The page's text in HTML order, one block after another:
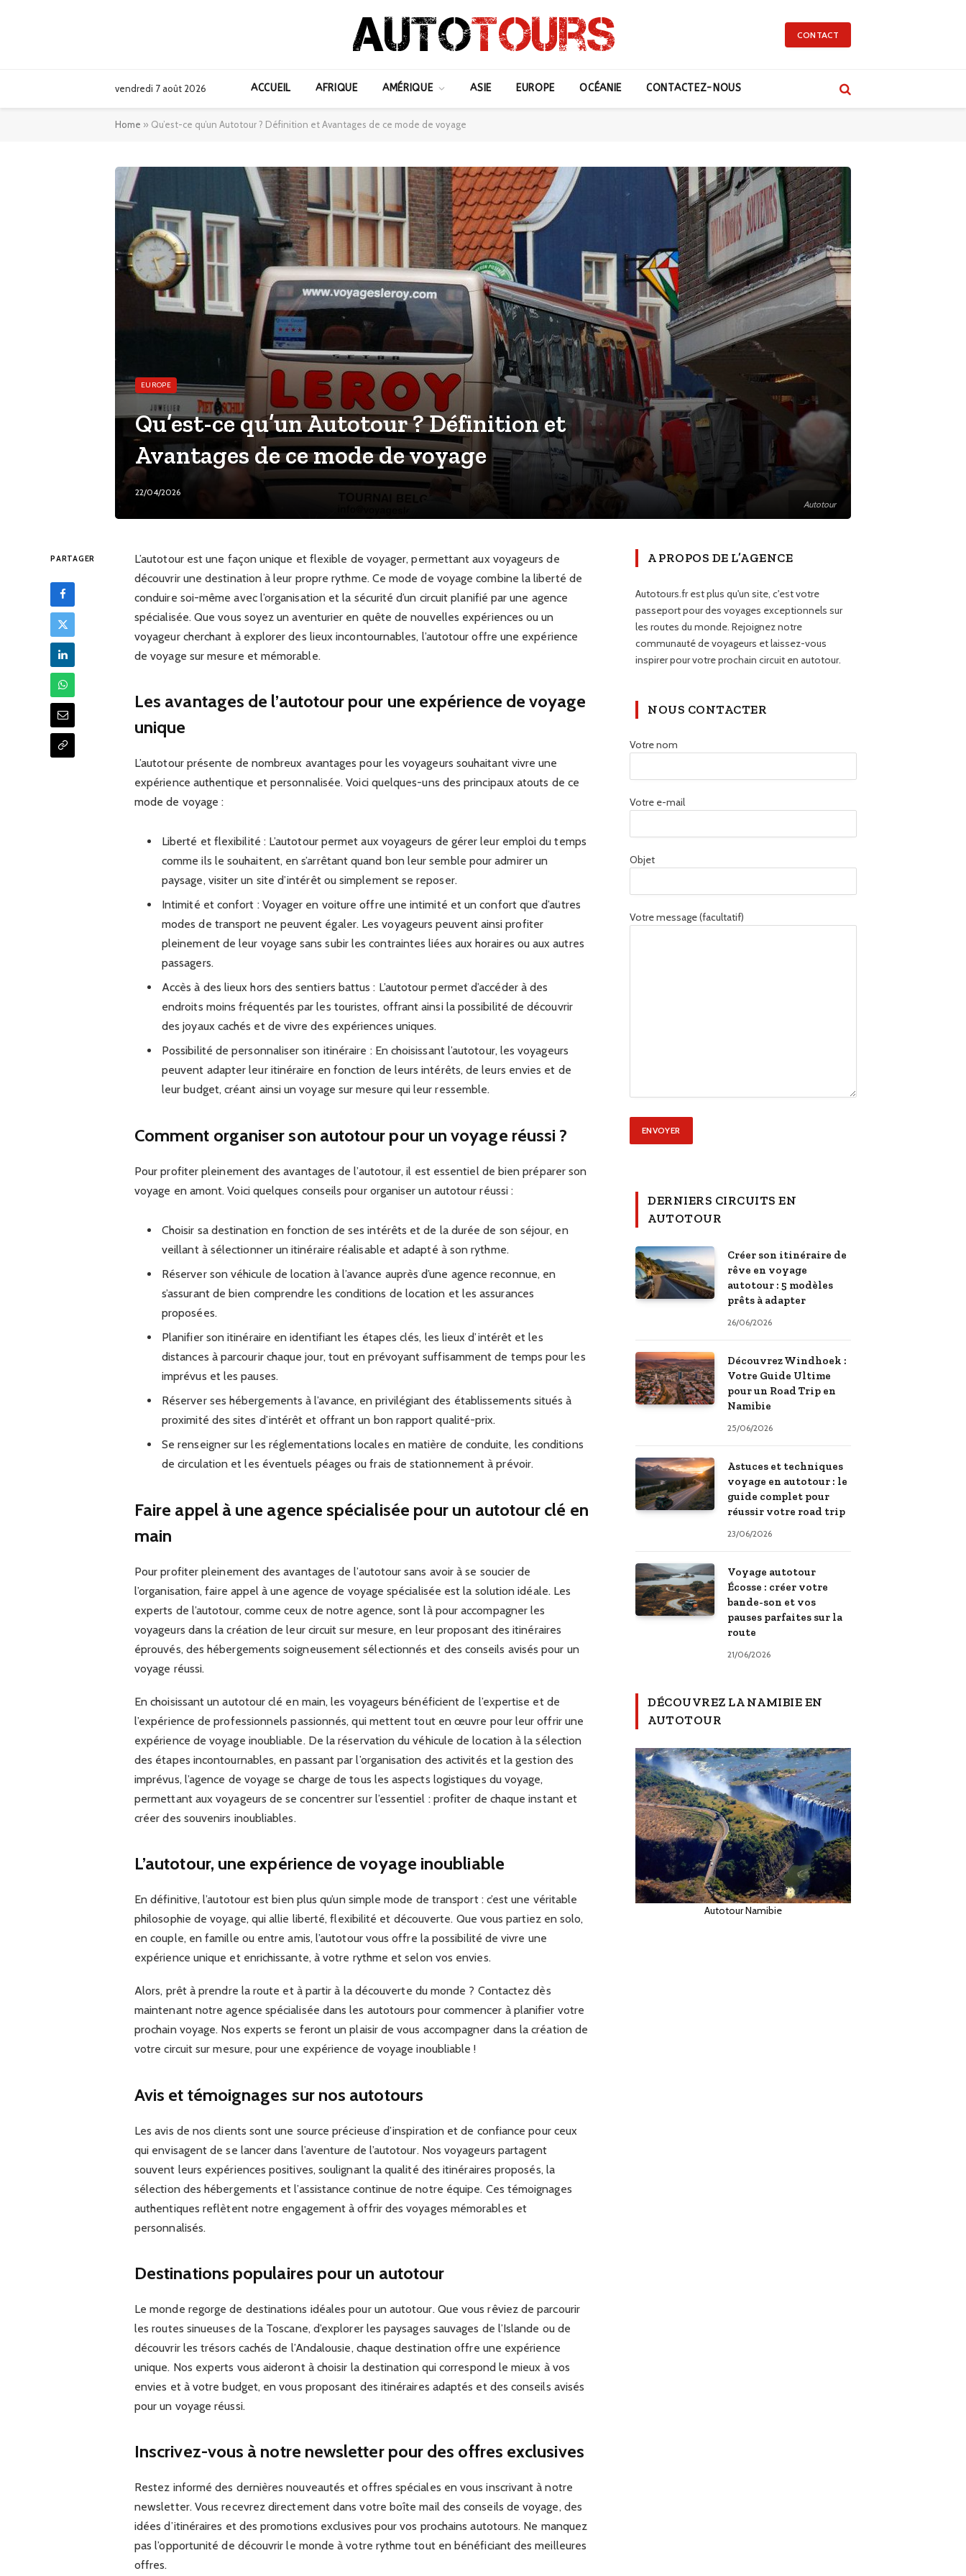
CONTACT
vendredi 7 août 2026 ACCUEIL AFRIQUE AMÉRIQUE ASIE EUROPE OCÉANIE CONTACTEZ-NOUS
Home » Qu’est-ce qu’un Autotour ? Définition et Avantages de ce mode de voyage
Autotour
EUROPE
Qu’est-ce qu’un Autotour ? Définition et
Avantages de ce mode de voyage
22/04/2026
PARTAGER
L’autotour est une façon unique et flexible de voyager, permettant aux voyageurs de
découvrir une destination à leur propre rythme. Ce mode de voyage combine la liberté de
conduire soi-même avec l’organisation et la sécurité d’un circuit planifié par une agence
spécialisée. Que vous soyez un aventurier en quête de nouvelles expériences ou un
voyageur cherchant à explorer des lieux incontournables, l’autotour offre une expérience
de voyage sur mesure et mémorable.
Les avantages de l’autotour pour une expérience de voyage
unique
L’autotour présente de nombreux avantages pour les voyageurs souhaitant vivre une
expérience authentique et personnalisée. Voici quelques-uns des principaux atouts de ce
mode de voyage :
Liberté et flexibilité : L’autotour permet aux voyageurs de gérer leur emploi du temps
comme ils le souhaitent, en s’arrêtant quand bon leur semble pour admirer un
paysage, visiter un site d’intérêt ou simplement se reposer.
Intimité et confort : Voyager en voiture offre une intimité et un confort que d’autres
modes de transport ne peuvent égaler. Les voyageurs peuvent ainsi profiter
pleinement de leur voyage sans subir les contraintes liées aux horaires ou aux autres
passagers.
Accès à des lieux hors des sentiers battus : L’autotour permet d’accéder à des
endroits moins fréquentés par les touristes, offrant ainsi la possibilité de découvrir
des joyaux cachés et de vivre des expériences uniques.
Possibilité de personnaliser son itinéraire : En choisissant l’autotour, les voyageurs
peuvent adapter leur itinéraire en fonction de leurs intérêts, de leurs envies et de
leur budget, créant ainsi un voyage sur mesure qui leur ressemble.
Comment organiser son autotour pour un voyage réussi ?
Pour profiter pleinement des avantages de l’autotour, il est essentiel de bien préparer son
voyage en amont. Voici quelques conseils pour organiser un autotour réussi :
Choisir sa destination en fonction de ses intérêts et de la durée de son séjour, en
veillant à sélectionner un itinéraire réalisable et adapté à son rythme.
Réserver son véhicule de location à l’avance auprès d’une agence reconnue, en
s’assurant de bien comprendre les conditions de location et les assurances
proposées.
Planifier son itinéraire en identifiant les étapes clés, les lieux d’intérêt et les
distances à parcourir chaque jour, tout en prévoyant suffisamment de temps pour les
imprévus et les pauses.
Réserver ses hébergements à l’avance, en privilégiant des établissements situés à
proximité des sites d’intérêt et offrant un bon rapport qualité-prix.
Se renseigner sur les réglementations locales en matière de conduite, les conditions
de circulation et les éventuels péages ou frais de stationnement à prévoir.
Faire appel à une agence spécialisée pour un autotour clé en
main
Pour profiter pleinement des avantages de l’autotour sans avoir à se soucier de
l’organisation, faire appel à une agence de voyage spécialisée est la solution idéale. Les
experts de l’autotour, comme ceux de notre agence, sont là pour accompagner les
voyageurs dans la création de leur circuit sur mesure, en leur proposant des itinéraires
éprouvés, des hébergements soigneusement sélectionnés et des conseils avisés pour un
voyage réussi.
En choisissant un autotour clé en main, les voyageurs bénéficient de l’expertise et de
l’expérience de professionnels passionnés, qui mettent tout en œuvre pour leur offrir une
expérience de voyage inoubliable. De la réservation du véhicule de location à la sélection
des étapes incontournables, en passant par l’organisation des activités et la gestion des
imprévus, l’agence de voyage se charge de tous les aspects logistiques du voyage,
permettant aux voyageurs de se concentrer sur l’essentiel : profiter de chaque instant et
créer des souvenirs inoubliables.
L’autotour, une expérience de voyage inoubliable
En définitive, l’autotour est bien plus qu’un simple mode de transport : c’est une véritable
philosophie de voyage, qui allie liberté, flexibilité et découverte. Que vous partiez en solo,
en couple, en famille ou entre amis, l’autotour vous offre la possibilité de vivre une
expérience unique et enrichissante, à votre rythme et selon vos envies.
Alors, prêt à prendre la route et à partir à la découverte du monde ? Contactez dès
maintenant notre agence spécialisée dans les autotours pour commencer à planifier votre
prochain voyage. Nos experts se feront un plaisir de vous accompagner dans la création de
votre circuit sur mesure, pour une expérience de voyage inoubliable !
Avis et témoignages sur nos autotours
Les avis de nos clients sont une source précieuse d’inspiration et de confiance pour ceux
qui envisagent de se lancer dans l’aventure de l’autotour. Nos voyageurs partagent
souvent leurs expériences positives, soulignant la qualité des itinéraires proposés, la
sélection des hébergements et l’assistance continue de notre équipe. Ces témoignages
authentiques reflètent notre engagement à offrir des voyages mémorables et
personnalisés.
Destinations populaires pour un autotour
Le monde regorge de destinations idéales pour un autotour. Que vous rêviez de parcourir
les routes sinueuses de la Toscane, d’explorer les paysages sauvages de l’Islande ou de
découvrir les trésors cachés de l’Andalousie, chaque destination offre une expérience
unique. Nos experts vous aideront à choisir la destination qui correspond le mieux à vos
envies et à votre budget, en vous proposant des itinéraires adaptés et des conseils avisés
pour un voyage réussi.
Inscrivez-vous à notre newsletter pour des offres exclusives
Restez informé des dernières nouveautés et offres spéciales en vous inscrivant à notre
newsletter. Vous recevrez directement dans votre boîte mail des conseils de voyage, des
idées d’itinéraires et des promotions exclusives pour vos prochains autotours. Ne manquez
pas l’opportunité de découvrir le monde à votre rythme tout en bénéficiant des meilleures
offres.
A PROPOS DE L’AGENCE
Autotours.fr est plus qu'un site, c'est votre
passeport pour des voyages exceptionnels sur
les routes du monde. Rejoignez notre
communauté de voyageurs et laissez-vous
inspirer pour votre prochain circuit en autotour.
NOUS CONTACTER
Votre nom
Votre e-mail
Objet
Votre message (facultatif)
DERNIERS CIRCUITS EN
AUTOTOUR
Créer son itinéraire de
rêve en voyage
autotour : 5 modèles
prêts à adapter
26/06/2026
Découvrez Windhoek :
Votre Guide Ultime
pour un Road Trip en
Namibie
25/06/2026
Astuces et techniques
voyage en autotour : le
guide complet pour
réussir votre road trip
23/06/2026
Voyage autotour
Écosse : créer votre
bande-son et vos
pauses parfaites sur la
route
21/06/2026
DÉCOUVREZ LA NAMIBIE EN
AUTOTOUR
Autotour Namibie